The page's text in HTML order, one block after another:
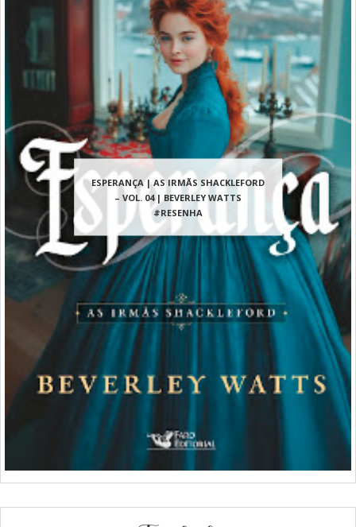
ESPERANÇA | AS IRMÃS SHACKLEFORD
– VOL. 04 | BEVERLEY WATTS
#RESENHA